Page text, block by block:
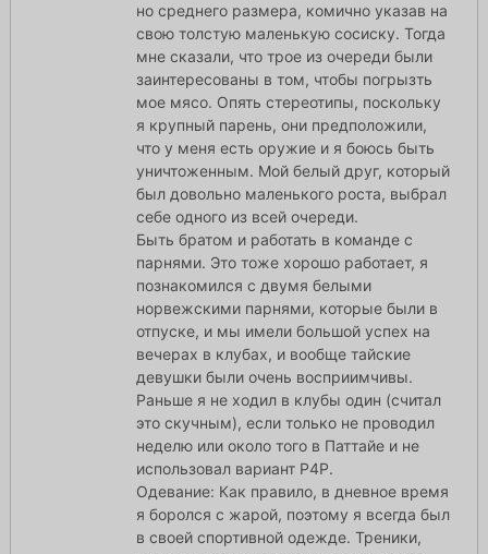
но среднего размера, комично указав на
свою толстую маленькую сосиску. Тогда
мне сказали, что трое из очереди были
заинтересованы в том, чтобы погрызть
мое мясо. Опять стереотипы, поскольку
я крупный парень, они предположили,
что у меня есть оружие и я боюсь быть
уничтоженным. Мой белый друг, который
был довольно маленького роста, выбрал
себе одного из всей очереди.
Быть братом и работать в команде с
парнями. Это тоже хорошо работает, я
познакомился с двумя белыми
норвежскими парнями, которые были в
отпуске, и мы имели большой успех на
вечерах в клубах, и вообще тайские
девушки были очень восприимчивы.
Раньше я не ходил в клубы один (считал
это скучным), если только не проводил
неделю или около того в Паттайе и не
использовал вариант P4P.
Одевание: Как правило, в дневное время
я боролся с жарой, поэтому я всегда был
в своей спортивной одежде. Треники,